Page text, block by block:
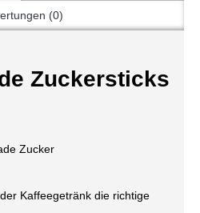
(0)
Zuckersticks
Zucker
Kaffeegetränk die richtige